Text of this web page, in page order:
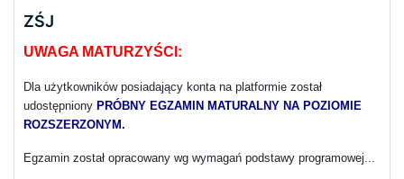
ZŚJ
UWAGA MATURZYŚCI:
Dla użytkowników posiadający konta na platformie został
udostępniony PRÓBNY EGZAMIN MATURALNY NA POZIOMIE
ROZSZERZONYM.
Egzamin został opracowany wg wymagań podstawy programowej...